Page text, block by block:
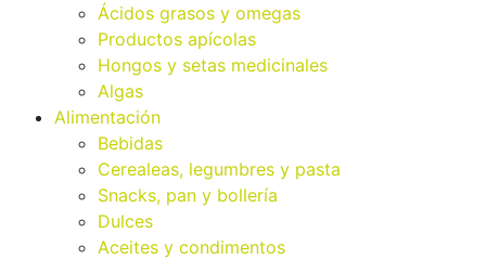
Ácidos grasos y omegas
Productos apícolas
Hongos y setas medicinales
Algas
Alimentación
Bebidas
Cerealeas, legumbres y pasta
Snacks, pan y bollería
Dulces
Aceites y condimentos